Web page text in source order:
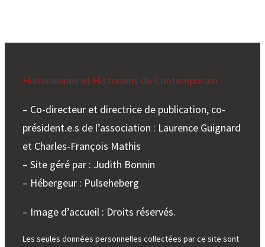
Historiennes et Historiens du Contemporain
– Co-directeur et directrice de publication, co-
président.e.s de l’association : Laurence Guignard
et Charles-François Mathis
– Site géré par : Judith Bonnin
– Hébergeur : Pulseheberg
– Image d’accueil : Droits réservés.
Les seules données personnelles collectées par ce site sont